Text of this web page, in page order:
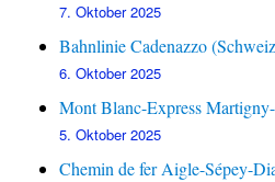
7. Oktober 2025
Bahnlinie Cadenazzo
6. Oktober 2025
Mont Blanc-Express
5. Oktober 2025
Chemin de fer Aigle-Sépey-